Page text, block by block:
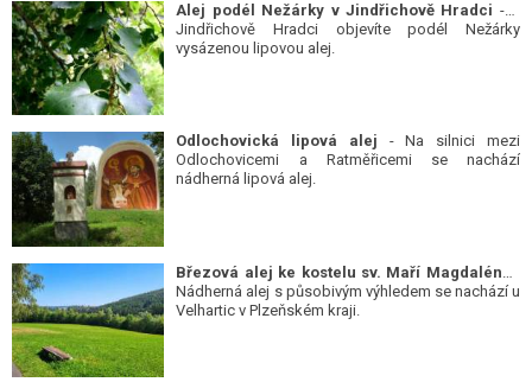
Alej podél Nežárky v Jindřichově Hradci - V
Jindřichově Hradci objevíte podél Nežárky
vysázenou lipovou alej.
Odlochovická lipová alej - Na silnici mezi
Odlochovicemi a Ratměřicemi se nachází
nádherná lipová alej.
Nádherná alej s působivým výhledem se nachází u
Velhartic v Plzeňském kraji.